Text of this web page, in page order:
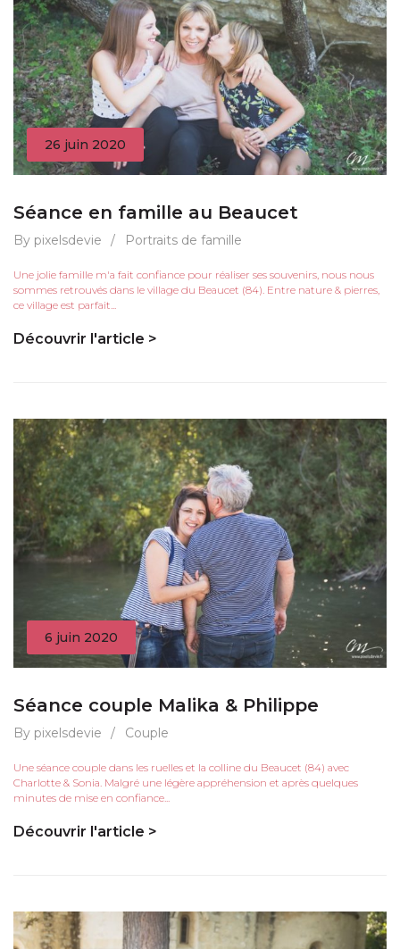
26 juin 2020
Séance en famille au Beaucet
By pixelsdevie / Portraits de famille
Une jolie famille m'a fait confiance pour réaliser ses souvenirs, nous nous
sommes retrouvés dans le village du Beaucet (84). Entre nature & pierres,
ce village est parfait...
Découvrir l'article >
6 juin 2020
Séance couple Malika & Philippe
By pixelsdevie / Couple
Une séance couple dans les ruelles et la colline du Beaucet (84) avec
Charlotte & Sonia. Malgré une légère appréhension et après quelques
minutes de mise en confiance...
Découvrir l'article >